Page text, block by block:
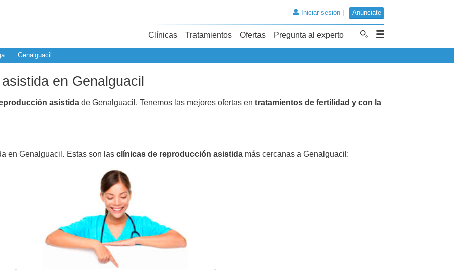
Iniciar sesión| Anúnciate
Clínicas Tratamientos Ofertas Pregunta al experto
Genalguacil
en Genalguacil
asistida de Genalguacil. Tenemos las mejores ofertas en tratamientos de fertilidad y con la
en Genalguacil. Estas son las clínicas de reproducción asistida más cercanas a Genalguacil: